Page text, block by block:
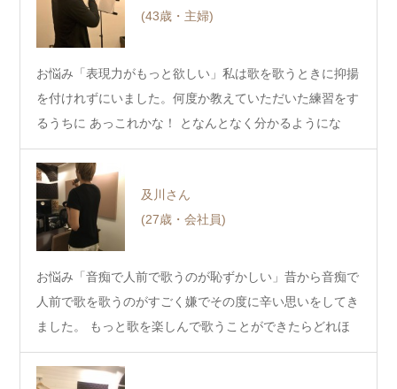
(43歳・主婦)
お悩み「表現力がもっと欲しい」私は歌を歌うときに抑揚
を付けれずにいました。何度か教えていただいた練習をす
るうちに あっこれかな！ となんとなく分かるようにな
っ…
及川さん
(27歳・会社員)
お悩み「音痴で人前で歌うのが恥ずかしい」昔から音痴で
人前で歌を歌うのがすごく嫌でその度に辛い思いをしてき
ました。 もっと歌を楽しんで歌うことができたらどれほ
ど…